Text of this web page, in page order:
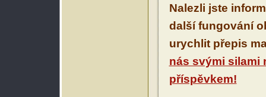
Nalezli jste
další fungování
urychlit přepis
nás svými silami
příspěvkem!